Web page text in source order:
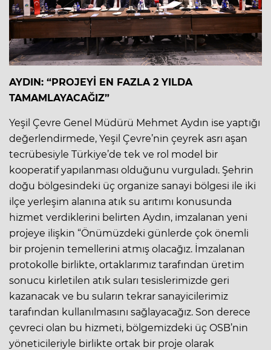
AYDIN: “PROJEYİ EN FAZLA 2 YILDA
TAMAMLAYACAĞIZ”
Yeşil Çevre Genel Müdürü Mehmet Aydın ise yaptığı
değerlendirmede, Yeşil Çevre’nin çeyrek asrı aşan
tecrübesiyle Türkiye’de tek ve rol model bir
kooperatif yapılanması olduğunu vurguladı. Şehrin
doğu bölgesindeki üç organize sanayi bölgesi ile iki
ilçe yerleşim alanına atık su arıtımı konusunda
hizmet verdiklerini belirten Aydın, imzalanan yeni
projeye ilişkin “Önümüzdeki günlerde çok önemli
bir projenin temellerini atmış olacağız. İmzalanan
protokolle birlikte, ortaklarımız tarafından üretim
sonucu kirletilen atık suları tesislerimizde geri
kazanacak ve bu suların tekrar sanayicilerimiz
tarafından kullanılmasını sağlayacağız. Son derece
çevreci olan bu hizmeti, bölgemizdeki üç OSB’nin
yöneticileriyle birlikte ortak bir proje olarak